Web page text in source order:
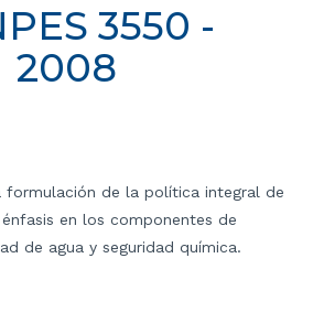
3550 -
2008
formulación de la política integral de
en los componentes de
de agua y seguridad química.